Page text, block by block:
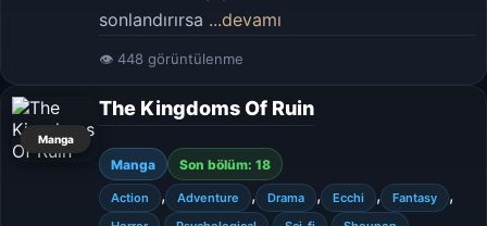
sonlandırırsa ...devamı
👁 448 görüntülenme
Manga
The Kingdoms Of Ruin
Manga Son bölüm: 18
Action , Adventure , Drama , Ecchi , Fantasy ,